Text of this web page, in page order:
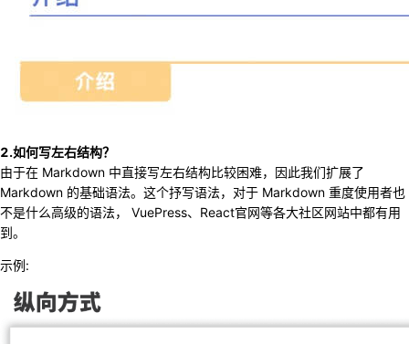
2.如何写左右结构？
由于在 Markdown 中直接写左右结构比较困难，因此我们扩展了
Markdown 的基础语法。这个抒写语法，对于 Markdown 重度使用者也
不是什么高级的语法， VuePress、React官网等各大社区网站中都有用
到。
示例: